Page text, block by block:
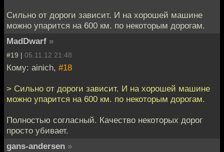
Сильно от дороги зависит. И на хорошей машине
можно упарится на 600 км. по некоторым дорогам.
MadDwarf »
#19 | 05.11.12 21:48
Кому: ainich, #18
> Сильно от дороги зависит. И на хорошей машине
можно упарится на 600 км. по некоторым дорогам.
Полностью согласный. Качество некоторых дорог
просто убивает.
gans-andersen »